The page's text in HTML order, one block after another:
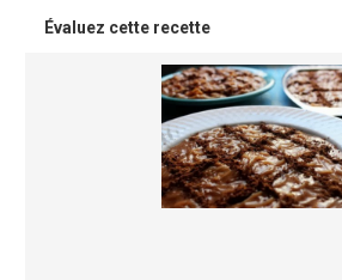
Évaluez cette recette